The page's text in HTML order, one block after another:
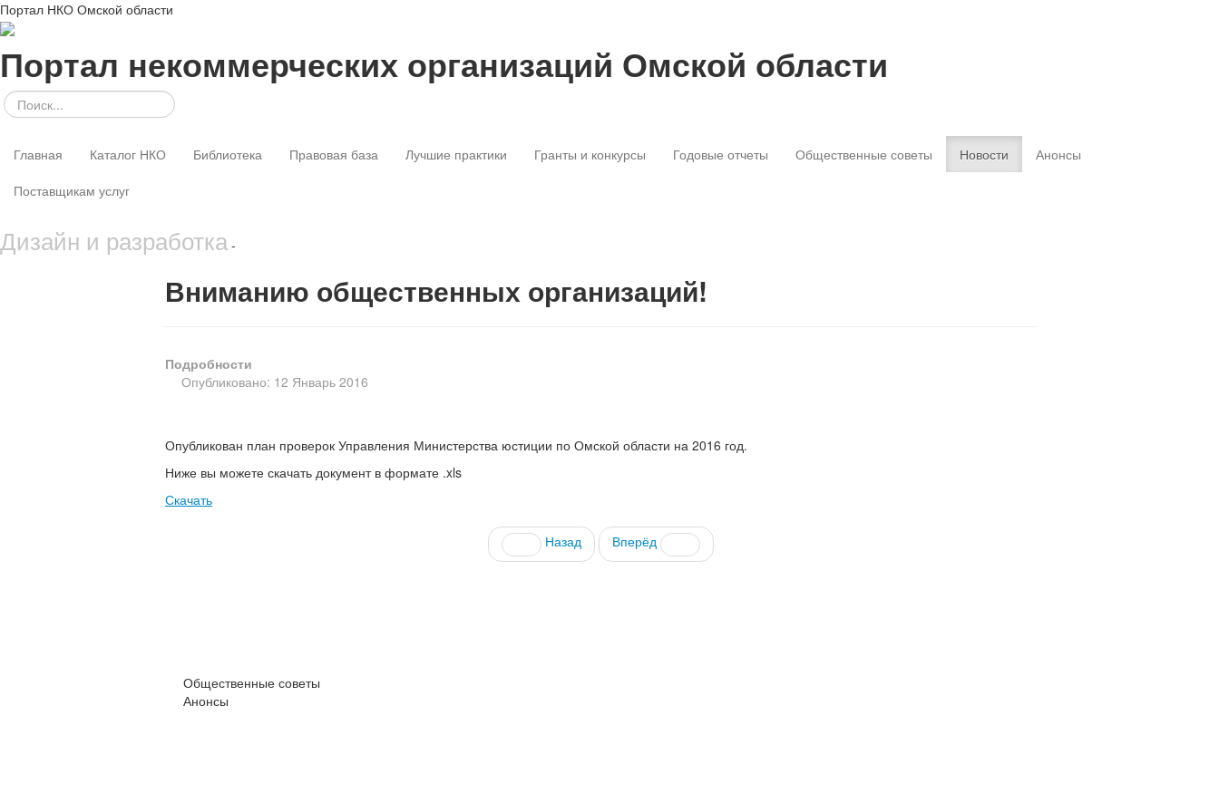
Портал НКО Омской области
Портал некоммерческих организаций Омской области
Главная Каталог НКО Библиотека Правовая база Лучшие практики Гранты и конкурсы Годовые отчеты Общественные советы Новости
Анонсы
Поставщикам услуг
Дизайн и разработка -
Вниманию общественных организаций!
Подробности
Опубликовано: 12 Январь 2016
Опубликован план проверок Управления Министерства юстиции по Омской области на 2016 год.
Ниже вы можете скачать документ в формате .xls
Скачать
Назад Вперёд
Общественные советы
Анонсы